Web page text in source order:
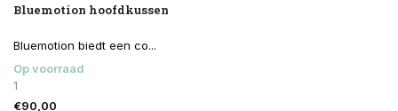
Bluemotion hoofdkussen
Bluemotion biedt een co...
Op voorraad
1
€90,00